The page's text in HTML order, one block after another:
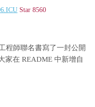
Star 8560
程師聯名書寫了一封公開
家在 README 中新增自